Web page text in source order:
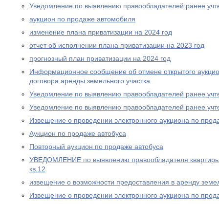
Уведомление по выявлению правообладателей ранее
аукцион по продаже автомобиля
изменение плана приватизации на 2024 год
отчет об исполнении плана приватизации на 2023 год
прогнозный план приватизации на 2024 год
Информационное сообщение об отмене открытого
договора аренды земельного участка
Уведомление по выявлению правообладателей ранее
Уведомление по выявлению правообладателей ранее
Извещение о проведении электронного аукциона по
Аукцион по продаже автобуса
Повторный аукцион по продаже автобуса
УВЕДОМЛЕНИЕ по выявлению правообладателя
кв.12
извещение о возможности предоставления в аренду
Извещение о проведении электронного аукциона по